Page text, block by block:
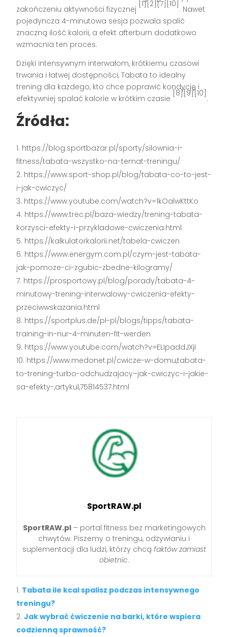
zakończeniu aktywności fizycznej
[1][2][7][10]
. Nawet
pojedyncza 4-minutowa sesja pozwala spalić
znaczną ilość kalorii, a efekt afterburn dodatkowo
wzmacnia ten proces.
Dzięki intensywnym interwałom, krótkiemu czasowi
trwania i łatwej dostępności, Tabata to idealny
trening dla każdego, kto chce poprawić kondycję i
efektywniej spalać kalorie w krótkim czasie
[8][9][10]
.
Źródła:
https://blog.sportbazar.pl/sporty/silownia-i-
fitness/tabata-wszystko-na-temat-treningu/
https://www.sport-shop.pl/blog/tabata-co-to-jest-
i-jak-cwiczyc/
https://www.youtube.com/watch?v=1kOalwKttKo
https://www.trec.pl/baza-wiedzy/trening-tabata-
korzysci-efekty-i-przykladowe-cwiczenia.html
https://kalkulatorkalorii.net/tabela-cwiczen
https://www.energym.com.pl/czym-jest-tabata-
jak-pomoze-ci-zgubic-zbedne-kilogramy/
https://prosportowy.pl/blog/porady/tabata-4-
minutowy-trening-interwalowy-cwiczenia-efekty-
przeciwwskazania.html
https://sportplus.de/pl-pl/blogs/tipps/tabata-
training-in-nur-4-minuten-fit-werden
https://www.youtube.com/watch?v=ELIpaddJXjI
https://www.medonet.pl/cwicze-w-domu,tabata-
to-trening-turbo-odchudzajacy–jak-cwiczyc-i-jakie-
sa-efekty-,artykul,75814537.html
SportRAW.pl
SportRAW.pl– portal fitness bez marketingowych
chwytów. Piszemy o treningu, odżywianiu i
suplementacji dla ludzi, którzy chcą faktów zamiast
obietnic.
Tabata ile kcal spalisz podczas intensywnego
treningu?
Jak wybrać ćwiczenie na barki, które wspiera
codzienną sprawność?